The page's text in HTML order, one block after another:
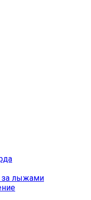
за лыжами